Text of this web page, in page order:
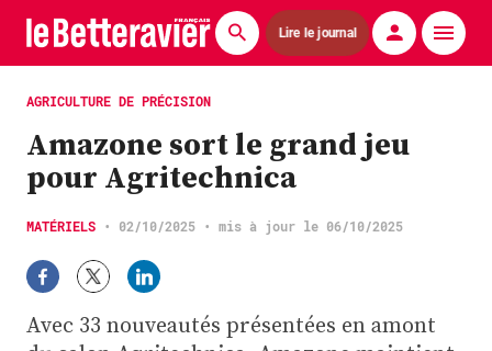
Lire le journal
Actualités
Économie
Agronomie
Matériels
La technique ITB
AGRICULTURE DE PRÉCISION
Amazone sort le grand jeu
pour Agritechnica
MATÉRIELS • 02/10/2025 • mis à jour le 06/10/2025
Avec 33 nouveautés présentées en amont